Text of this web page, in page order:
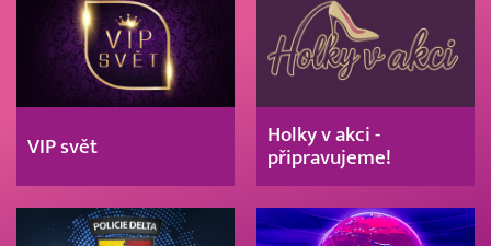
VIP svět
Holky v akci -
připravujeme!